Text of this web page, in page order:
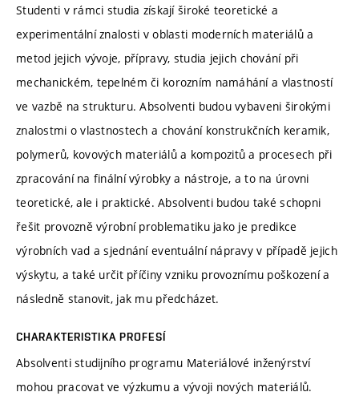
Studenti v rámci studia získají široké teoretické a
experimentální znalosti v oblasti moderních materiálů a
metod jejich vývoje, přípravy, studia jejich chování při
mechanickém, tepelném či korozním namáhání a vlastností
ve vazbě na strukturu. Absolventi budou vybaveni širokými
znalostmi o vlastnostech a chování konstrukčních keramik,
polymerů, kovových materiálů a kompozitů a procesech při
zpracování na finální výrobky a nástroje, a to na úrovni
teoretické, ale i praktické. Absolventi budou také schopni
řešit provozně výrobní problematiku jako je predikce
výrobních vad a sjednání eventuální nápravy v případě jejich
výskytu, a také určit příčiny vzniku provoznímu poškození a
následně stanovit, jak mu předcházet.
CHARAKTERISTIKA PROFESÍ
Absolventi studijního programu Materiálové inženýrství
mohou pracovat ve výzkumu a vývoji nových materiálů.